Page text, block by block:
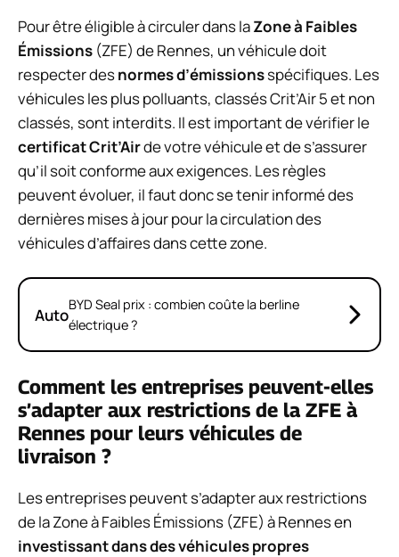
Pour être éligible à circuler dans laZone à Faibles
Émissions (ZFE) de Rennes, un véhicule doit
respecter desnormes d’émissionsspécifiques. Les
véhicules les plus polluants, classés Crit’Air 5 et non
classés, sont interdits. Il est important de vérifier le
certificat Crit’Airde votre véhicule et de s’assurer
qu’il soit conforme aux exigences. Les règles
peuvent évoluer, il faut donc se tenir informé des
dernières mises à jour pour la circulation des
véhicules d’affaires dans cette zone.
AutoBYD Seal prix : combien coûte la berline
électrique ?
Comment les entreprises peuvent-elles
s’adapter aux restrictions de la ZFE à
Rennes pour leurs véhicules de
livraison ?
Les entreprises peuvent s’adapter aux restrictions
de la Zone à Faibles Émissions (ZFE) à Rennes en
investissant dans des véhicules propres